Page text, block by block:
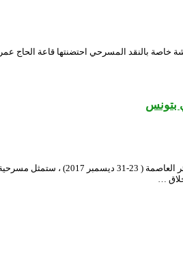
بتونس
بعد تتوجيها بالجائزة الكبرى
…